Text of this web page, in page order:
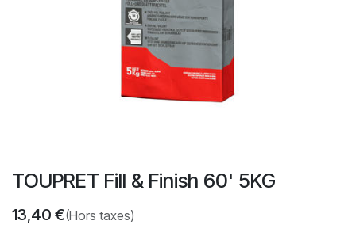
TOUPRET Fill & Finish 60' 5KG
13,40 €(Hors taxes)